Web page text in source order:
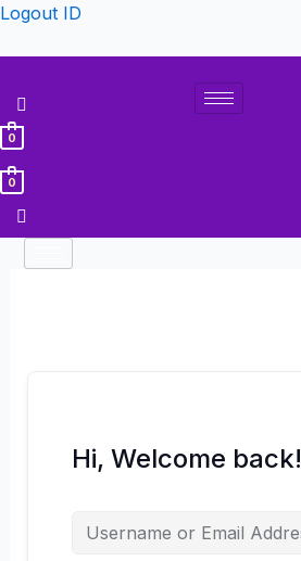
Lewati
Logout ID
0
0
Hi, Welcome back!